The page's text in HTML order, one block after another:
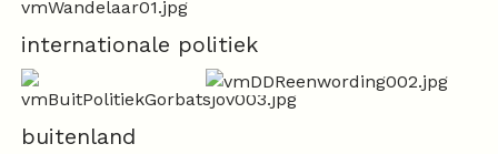
internationale politiek
buitenland